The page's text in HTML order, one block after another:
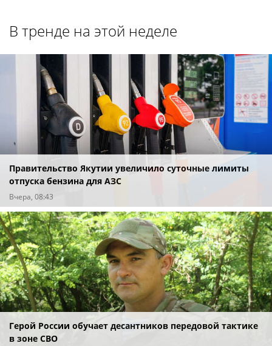
В тренде на этой неделе
Правительство Якутии увеличило суточные лимиты
отпуска бензина для АЗС
Вчера, 08:43
Герой России обучает десантников передовой тактике
в зоне СВО